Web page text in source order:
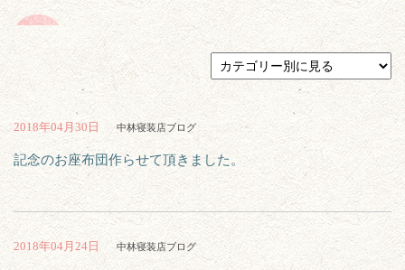
2018年04月30日 中林寝装店ブログ
記念のお座布団作らせて頂きました。
2018年04月24日 中林寝装店ブログ